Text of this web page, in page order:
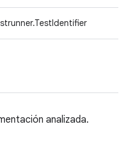
analizada.